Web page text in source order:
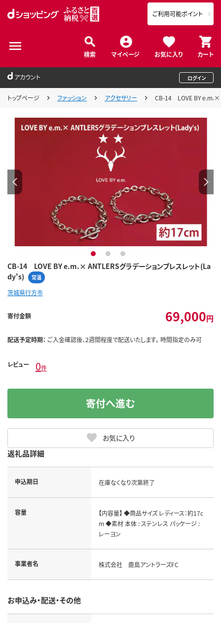
検索 マイページ お気に入り カート
ご利用可能ポイント
アカウント ログイン
トップページ ファッション アクセサリー CB-14 LOVE BY e.m.×
CB-14 LOVE BY e.m.× ANTLERSグラデーションブレスレット(La
dy's)
常温
1 2 3
茨城県行方市
寄付金額 69,000円
配送予定時期： ご入金確認後、2週間程度で配送いたします。 時間指定のみ可
レビュー 0件
お気に入り
寄付へ進む
返礼品詳細
申込期日 在庫なくなり次第終了
容量
【内容量】 ◆商品サイズ レディース：約17c
m ◆素材 本体 : ステンレス パッケージ :
レーヨン
事業者名 株式会社 鹿島アントラーズFC
お申込み・配送・その他